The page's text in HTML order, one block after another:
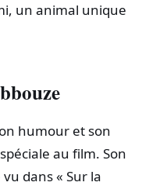
un animal unique
humour et son
au film. Son
dans « Sur la